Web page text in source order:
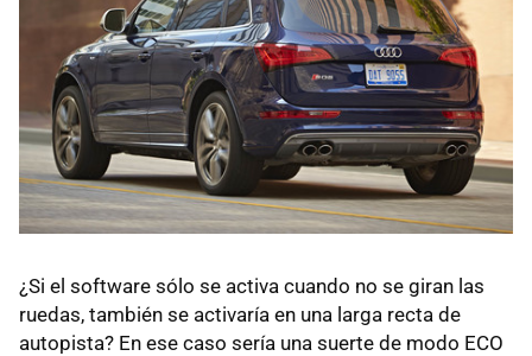
¿Si el software sólo se activa cuando no se giran las
ruedas, también se activaría en una larga recta de
autopista? En ese caso sería una suerte de modo ECO